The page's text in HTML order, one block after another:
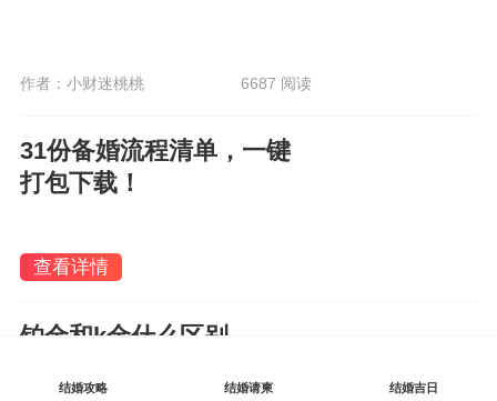
作者：小财迷桃桃 6687 阅读
31份备婚流程清单，一键
打包下载！
查看详情
铂金和k金什么区别
结婚攻略 结婚请柬 结婚吉日